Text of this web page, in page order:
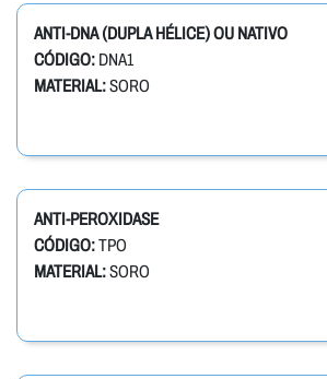
ANTI-DNA (DUPLA HÉLICE) OU NATIVO
CÓDIGO: DNA1
MATERIAL:SORO
ANTI-PEROXIDASE
CÓDIGO:TPO
MATERIAL:SORO